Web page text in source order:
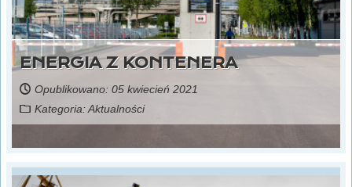
ENERGIA Z KONTENERA
Opublikowano: 05 kwiecień 2021
Kategoria:Aktualności